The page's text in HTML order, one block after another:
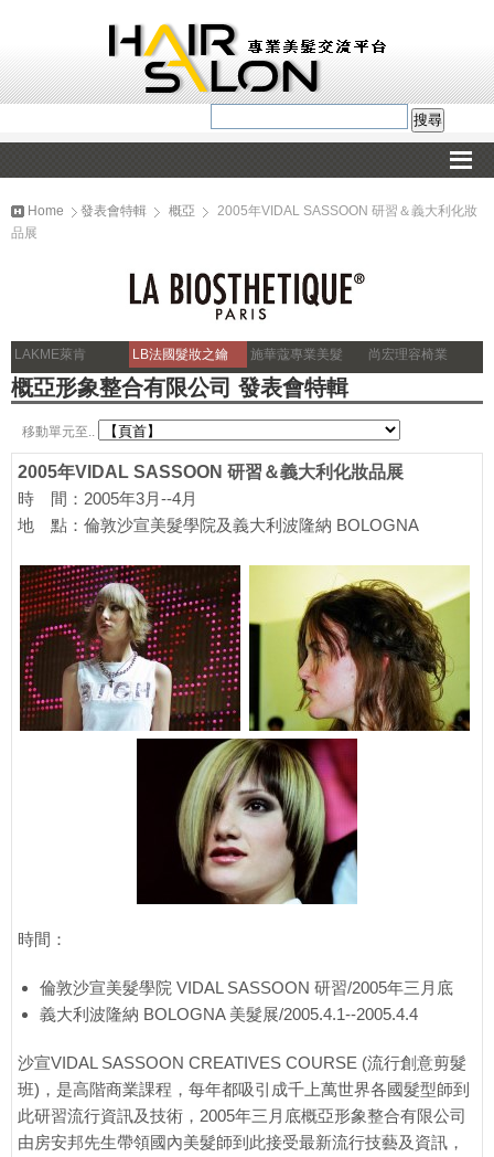
Home 發表會特輯 概亞
2005年VIDAL SASSOON 研習＆義大利化妝
品展
LAKME萊肯 LB法國髮妝之鑰 施華蔻專業美髮 尚宏理容椅業
概亞形象整合有限公司 發表會特輯
移動單元至..
2005年VIDAL SASSOON 研習＆義大利化妝品展
時 間：2005年3月--4月
地 點：倫敦沙宣美髮學院及義大利波隆納 BOLOGNA
時間：
倫敦沙宣美髮學院 VIDAL SASSOON 研習/2005年三月底
義大利波隆納 BOLOGNA 美髮展/2005.4.1--2005.4.4
沙宣VIDAL SASSOON CREATIVES COURSE (流行創意剪髮
班)，是高階商業課程，每年都吸引成千上萬世界各國髮型師到
此研習流行資訊及技術，2005年三月底概亞形象整合有限公司
由房安邦先生帶領國內美髮師到此接受最新流行技藝及資訊，